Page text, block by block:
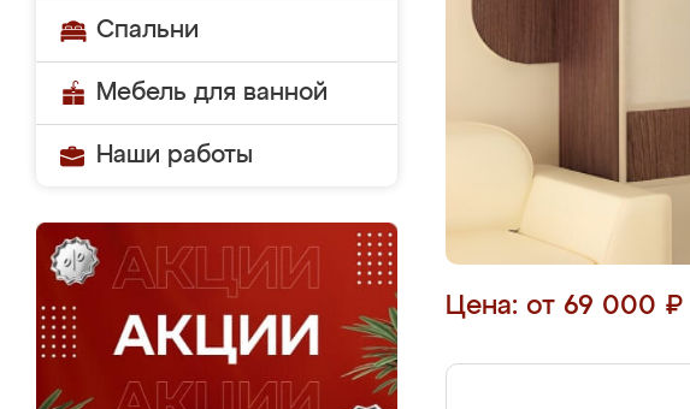
Спальни
Мебель для ванной
Наши работы
Цена: от 69 000 ₽